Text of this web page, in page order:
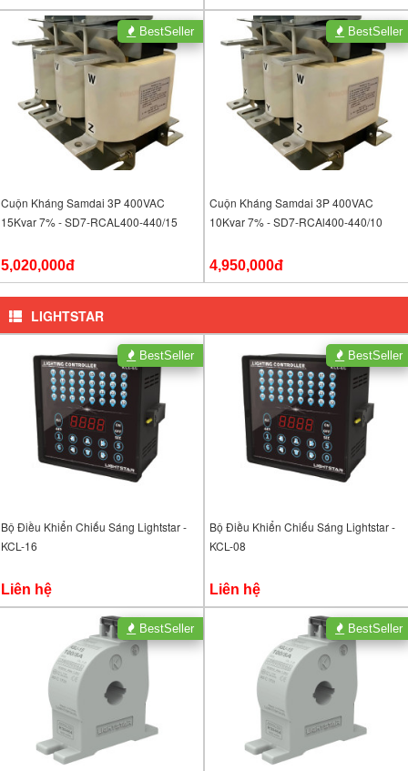
Cuộn Kháng Samdai 3P 400VAC
15Kvar 7% - SD7-RCAL400-440/15
5,020,000đ
BestSeller
Cuộn Kháng Samdai 3P 400VAC
10Kvar 7% - SD7-RCAl400-440/10
4,950,000đ
BestSeller
LIGHTSTAR
Bộ Điều Khiển Chiếu Sáng Lightstar -
KCL-16
Liên hệ
BestSeller
Bộ Điều Khiển Chiếu Sáng Lightstar -
KCL-08
Liên hệ
BestSeller
BestSeller BestSeller